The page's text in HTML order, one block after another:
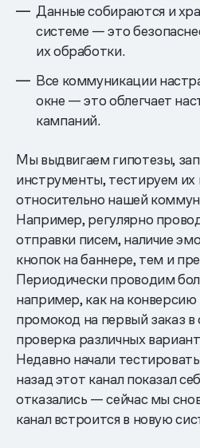
Данные собираются и
системе — это
их обработки.
Все коммуникации
окне — это облегчает
кампаний.
Мы выдвигаем гипотезы,
инструменты, тестируем
относительно нашей
Например, регулярно
отправки писем, наличие
кнопок на баннере, тем и
Периодически проводим
например, как на конверсию
промокод на первый заказ
проверка различных
Недавно начали
назад этот канал показал
отказались — сейчас мы
канал встроится в новую